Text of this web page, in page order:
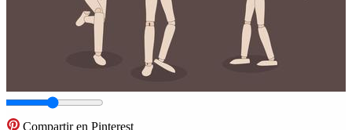
Compartir en Pinterest